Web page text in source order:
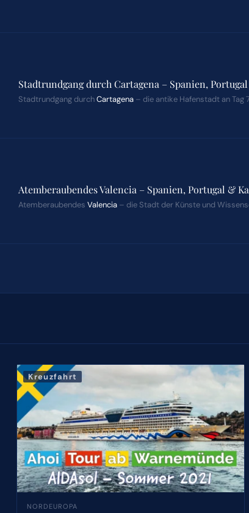
Stadtrundgang durch Cartagena – Spanien,
Stadtrundgang durchCartagena – die antike Hafenstadt an Tag
Atemberaubendes Valencia – Spanien, Portugal &
AtemberaubendesValencia – die Stadt der Künste und
Kreuzfahrt
NORDEUROPA